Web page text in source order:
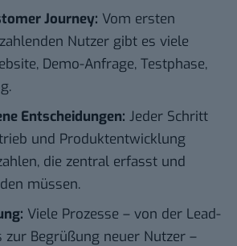
Journey: Vom ersten
Nutzer gibt es viele
Demo-Anfrage, Testphase,
Entscheidungen: Jeder Schritt
und Produktentwicklung
die zentral erfasst und
müssen.
Viele Prozesse – von der Lead-
zur Begrüßung neuer Nutzer –